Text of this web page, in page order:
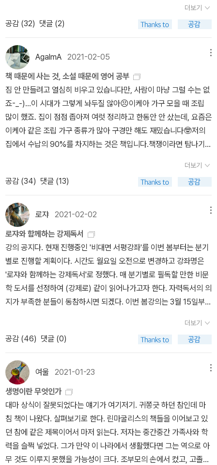
트로피를 높이는 존재라 할 수 있다. 생명자체의 목적과 현상에 주목
하면 정의는 좀 더 세밀해진다. 폴 너스는 그의 저서 '생명이란 무엇인
가'에서 생명의 요건으로 3가지를 제시한다. 번식이 가능하고, 유전체
계를 가지고 있으며 진화를 위해 그 유전체계가 다양해야 한다는 것
이다. 이런 측면에서 본다면 생명이란 결국 유전자를 계속 환경의 변
화에 맞추어 번성 및 존속시키기 위해 그 유전자 자체나 그것을 운반
하는 유기체가 자손을 이어가며 다양하게 변화하여 환경에 적응해 진
화하는 존재정도가 될 것 같다. 그래서 죽음은 이 모든 활동이 멈추는
즉, 생명체가 유전자 전달을 위해 자신의 유지 빛 번식을 멈추는 행위
가 되고 이를 통해 자신의 엔트로피를 낮춰 주변의 엔트로피를 높이
는 행위가 멈추는 것을 의미하게 된다. 생명의 목적은 유전자의 존속
과 지속적 번영이며 이를 위해 유전자를 변형하고 그 운반자의 모습
만 죽음의 목적은 생각할 여지가 많다. 지구상의 모든 생명체가 죽음
을 맞이한다는 것은 죽음도 진화과정에서의 하나의 선택이었음을 분
명히 입증한다. 즉 생명체는 존속과 더불어 죽기위해서 태어나다는
점이다. 그리고 이는 죽음이 진화상의 충분한 이점이 있다는 것을 암
시한다. 책 '생물은 왜 죽는가?'에서는 죽음이 갖는 진화상의 이점을
설명한다. 지구상에서 제법 진화한 생명체는 다세포생물이다.(하지만
아직도 상당수가 단세포 상태인 세균으로 남아있다.) 다세포생물의
경우 세포분열을 통해 꾸준히 세포를 주기적으로 교체하는데 이는 세
포가 오래되면 여러 부작용이 나타나기 때문이다. 그 부작용은 분열
토카인의 분비다. 세포는 분열과정에서 10억분의 1정도로 아주 작은
염기 복사 오류를 일으킨다. 그리고 심지어 이를 수선하는 기능도 있
다. 하지만 분열의 횟수가 길어질수록 스트레스와 거친 환경에 노출
되어 오류가능성이 높아지고 이는 다세포 생물 최대의 적인 암세포로
이어질수 있다. 또한 세포는 오래되면 활성산소를 발생시키는데 이는
노화를 촉진한다. 그리고 제거되지 않은 오래된 세포는 사이토카인을
분비하는데 이것이 주변에 염증반응을 일으켜 주변 조직의 기능을 저
하시킨다. 때문에 인체는 이런 오래된 세포를 꾸준히 제거하나 이 역
시 노화, 즉 생명체가 존속을 오래함에 따라 그 기능이 저하된다. 즉,
인체는 상당기간은 노화를 방지하기 위해 노력하나 결국에는 이 기능
이 떨어져 노화가 되도록 설계된 것으로 죽음은 애초에 계획된 것이
하던 과학 통일 운동과 관련이 있을 것이라는 견해를 제시한 바 있다.'
[21] '좀 더 넓은 맥락에서 보면, 이런 과학 통일 운동은 당대에 풍미
편화를 추구하던 문화의 큰 흐름과 나란히 나타난 사조로 볼 수 있다.'
[22] Stephen Jay Gould, '한 모더니스트의 선언문', in: Michael
P. Murphy, Luke A. J. O'Neill, ed. (1995) What is Life? The
Next Fifty Years: Speculations on the Future of Biology국
역 이상헌/이한음 (2003) 생명이란 무엇인가? 그 후 50년 ' 물리
학자 슈뢰딩거는 책에서 염색체, 유전자, 유사 분열, 염색체 교차, 대
립 유전자 같은 당대 생물학의 최신 지식을 바탕으로 유전 현상과 그
메커니즘에 접근한다. 여기에서 유전자는 생물학적 존재에 머물지 않
물질 분자로서 다뤄진다. 그렇게 해서 슈뢰딩거가 얻은 뛰어난 통찰
가운데 하나가 유전 물질은 '비주기적 결정' 구조일 것이라는 예측이
었다. 그는 유전 물질이 돌연변이를 일으켜 생물 진화의 원동력으로
작용하면서도 동시에 세대에서 세대로 거의 그대로 전해지는 안정성
을 유지할 수 있는 비결은 다름 아니라 그 물질 구조가 규칙적이되 반
복적이지 않은 '비주기적 결정'이기 때문이라는 가설적 추론을 제시했
다. 안정적인 결정 구조이면서 다양한 정보를 담을 수 있는 물질 구조
라면 그것은 비주기적 결정일 수밖에 없다는 통찰이었다. ' [23-24] '
그는 오늘날 너무나 익숙하게 사용하는 유전 암호라는 표현을 처음
사용한 과학자로도 자주 거론된다. 그는 유전 물질이 유전되는 정보
를 담은 문서라는 뜻으로 암호 문서의 비유를 사용했다. 유전 물질을
통해 세대에서 세대로 유전되고 세포에서 세포로 전해지는 것은 다름
진 정보가 단 하나의 수정란 세포에서 시작해 개체로 완성되는 발생
과정에서 유기체의 모든 구조와 기능을 구현하는 일종의 설계 도면과
같은 역할을 한다는 점에서, 슈뢰딩거의 '유전 물질=암호 문서'라는
비유는 의미심장하게 사용됐다.' [24] ' 분자 생물학 역사학자 모랑쥬
는 이렇게 평가했다. '물리학자로서 냉철학 안목을 지닌 슈뢰딩거가
유전자를 정보의 저장고 및 개체의 형성을 결정하는 암호로서 간주한
그 독창성은 퇴색되지 않는다. 슈뢰딩거는 유전학자들도 감히 주장하
기 어려운 '수정란의 핵은 개체의 미래 발생과 성체의 기능에 관한 모
든 것을 함축하는 모델을 암호화한 체계로 포함하고 있다'는 주장을
할 수 있을까 (김동광 외 지음) [2.8]5. 생명이란 무엇인가 (폴 너스
지음) [3]6. 휴가 갈 땐, 주기율표 (곽재식 지음) [1.2]7. 가드닝을 위
한 식물학 (제프 호지 지음) [1.2]8. 그레이트 인플루엔자 (존 M. 배
리 지음) [22.7]9. 역사를 품은 수학, 수학을 품은 역사 (김민형 지
음) [8.8]10. 처음 읽는 세계 신화 여행 (이인식 지음) [6]11. 단 하나
의 방정식 (미치오 카쿠 지음) [3]12. 유전자 임팩트 (케빈 데이비스
지음) [3]13. 엄마가 죽고 나는 의학자가 되었다 (아니타 코스, 예르
겐 옐스타 공저) [1.4]14. 식물의 말들 (S. 테레사 디에츠 지음) [1.2]
15. 미국 정원의 발견 (박원순 지음) [1.1]—역사 (18)1. 그들은 로마
를 만들었고, 로마는 역사가 되었다 (김덕수 지음) [10.3]2. 한국 역
4. 전통, 조약, 장사 (커크 W. 라슨 지음) [3.2]5. 이 약 한번 잡숴 봐!
이야기 (디어드라 마스크 지음) [26.2]8. 우리 시대의 병적 징후들
(도널드 서순 지음) [16.1]9. 라디오 탐심 (김형호 지음) [8.7]10. 미
켈란젤로, 생의 마지막 도전 (윌리엄 E. 월리스 지음) [10.5]11. 일제
강점기 입학시험 풍경 (김진섭 지음) [6.2]12. 제일 처음 굴을 먹은
사람은 누구일까 (코디 캐시디 지음) [4.8]13. 우리 역사의 철학적 쟁
점 (이승종 지음) [4.3]14. 전환기 현대사의 역사상 (서중석 지음)
[3.9]15. 조선 천재 열전 (신정일 지음) [2.8]16. 오키나와 입문 (하
마시타 다케시 지음) [2.8]17. 조선왕조실록 (왕현철 지음) [3.0]18.
는 2 주 동안 추천+빈도 누적 점수 (나의 주관적인 기준에 따름)주2.
읽고 있거나 읽은 책의 리스트가 아님 (향후에 읽을 수도 있고 아닐
수도 있음)—
더보기
공감 (32) 댓글 (2)
AgalmA 2021-02-05
책 때문에 사는 것, 소설 때문에 영어 공부
짐 안 만들려고 열심히 비우고 있습니다만, 사람이 마냥 그럴 수는 없
죠-_-)...이 시대가 그렇게 놔두질 않아😣이케아 가구 모을 때 조립
많이 했죠. 집이 점점 좁아져 여럿 정리하고 한동안 안 샀는데, 요즘은
이케아 같은 조립 가구 종류가 많아 구경만 해도 재밌습니다🤓저의
집에서 수납의 90%를 차지하는 것은 책입니다.책쟁이라면 탐나기
름신이 버튼을 눌러서 샀어요😅도착하자마자🚛 열심히 조립🔩🪛
🔩여닫을 때의 분위기가 확 다르죠😲식물 놓을 자리가 늘어난 건 일
단 좋아요❤매거진 랙으로 공간이 넓어진 건지 좁아진 건지는...아직
모르겠어요🤔사뮈엘 베케트 선집 주루룩 진열하고 혼자 구경하기 아
까워서 공개ㅎㅎ 1월 알라딘 굿즈였던 어린 왕자 커피잔 트레이를 색
깔 고민하다 원하던 거 더 못 산 아쉬움이 있었는데, 2월에 어린 왕자
뚜껑 머그가 따단~😳 핑크냐, 블루냐 고민 No 다 샀어요😤! 하나보
다 두 개 나란히 있어야 더 예뻐요!알라딘이 최근 아기 공룡 둘리도 새
아이템으로 추가했던데 알라딘 마케팅의 실수라고 봐요. 어린 왕자와
피너츠라도 잘-..-) 저는 둘리 캐릭터가 별 메리트 없다고 생각하는
데, 어린 왕자나 피너츠에 비해 요즘 뜨는 레트로 이미지로 봐도 애매
갖고 싶지만 좋은 책도 사고 싶어 고르고 고른폴 너스 『생명이란 무엇
이 열풍따라 굿즈 파워도 이 분야가 가장 세지요.박완서 선생님 『모래
알만 한 진실이라도』 양장본 표지는 예쁘나 삽화가 많이 아쉽습니다.
하루키의 최근 에세이집 『고양이를 버리다』 경우 얇은 책이라 책값
비싸다, 애독자가 호구냐 말 많았지만 삽화가 무척 아름다워서 저는
용서가 되었는데 이 책은 ...알라딘 서점 굿즈인 다이아몬드 왁스 타블
렛 향이 좋아 옷장 안에 넣어 두기로.에세이 사는 김에 몰아서 산다!페
터 한트케 『세잔의 산, 생트빅투아르의 가르침』포스터 800원.2020
노벨문학상 텀블러(사뮈엘 베케트) 사은품 재고가 아직 남았나 봐요.
더보기
공감 (34) 댓글 (13)
로쟈 2021-02-02
로쟈와 함께하는 강제독서
강의 공지다. 현재 진행중인 '비대면 서평강좌'를 이번 봄부터는 분기
별로 진행할 계획이다. 시간도 월요일 오전으로 변경하고 강좌명은
'로쟈와 함께하는 강제독서'로 정했다. 매 분기별로 필독할 만한 비문
학 도서를 선정하여 (강제로) 같이 읽어나가고자 한다. 자력독서의 의
지가 부족한 분들이 동참하시면 되겠다. 이번 봄강의는 3월 15일부터
다. 매주월요일 오전(10시-12시)에 줌강의로 진행하며 구체적인 일
정은 아래와 같다. 유료강의이며 단강 신청도 가능하다(문의 및 신청
은 010-2701-0734 이영혜).로쟈와 함께하는 강제독서1강 3월 15
일_ 폴 너스, <생명이란 무엇인가> 2강 3월 22일_ 에드워드 윌슨, <
창의성의 기원> 3강 3월 29일_ 김초엽/김원영, <사이보그가 되다>
4강 4월 05일_ 유시민, <나의 한국현대사 1959-2020> 5강 4월
19일_ 로널드 퍼서, <마음챙김의 배신> 6강 4월 26일_ 데이비드 브
룩스, <두번째 산>(1) 7강 5월 03일_ 데이비드 브룩스, <두번째 산
>(2)
더보기
공감 (46) 댓글 (0)
여울 2021-01-23
생명이란 무엇인가
대마 상식이 잘못되었다는 얘기가 여기저기. 귀쫑긋 하던 참인데 마
침 책이 나왔다. 살펴보기로 한다. 린마굴리스의 책들을 이어보고 있
던 참에 같은 제목이어서 마저 읽는다. 저자는 중간중간 가족사와 학
력을 슬쩍 넣었다. 그가 만약 이 나라에서 생활했다면 그는 역으로 아
무 것도 이루지 못했을 가능성이 크다. 조부모의 손에서 컸고, 고졸에